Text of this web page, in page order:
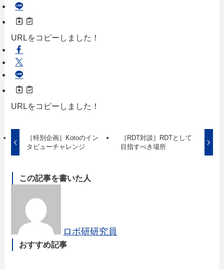
URLをコピーしました！
URLをコピーしました！
［特別企画］Kotoのイン
タビューチャレンジ
［RDT対談］RDTとして
目指すべき場所
この記事を書いた人
ロボ研研究員
おすすめ記事